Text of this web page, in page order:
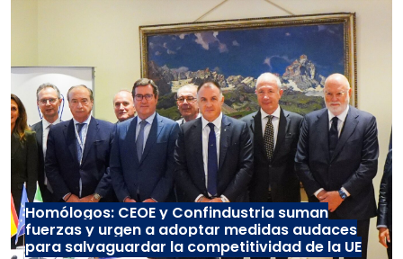
Homólogos: CEOE y Confindustria suman
fuerzas y urgen a adoptar medidas audaces
para salvaguardar la competitividad de la UE